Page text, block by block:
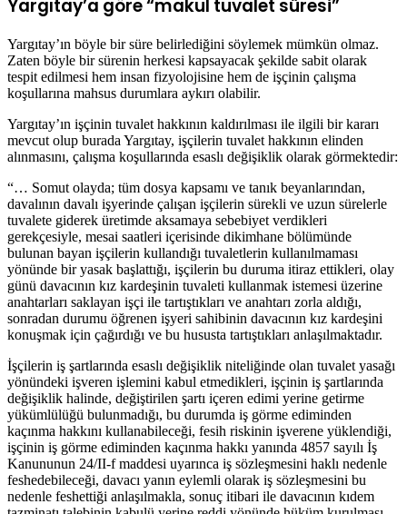
Yargıtay’a göre “makul tuvalet süresi”
Yargıtay’ın böyle bir süre belirlediğini söylemek mümkün olmaz.
Zaten böyle bir sürenin herkesi kapsayacak şekilde sabit olarak
tespit edilmesi hem insan fizyolojisine hem de işçinin çalışma
koşullarına mahsus durumlara aykırı olabilir.
Yargıtay’ın işçinin tuvalet hakkının kaldırılması ile ilgili bir kararı
mevcut olup burada Yargıtay, işçilerin tuvalet hakkının elinden
alınmasını, çalışma koşullarında esaslı değişiklik olarak görmektedir:
“… Somut olayda; tüm dosya kapsamı ve tanık beyanlarından,
davalının davalı işyerinde çalışan işçilerin sürekli ve uzun sürelerle
tuvalete giderek üretimde aksamaya sebebiyet verdikleri
gerekçesiyle, mesai saatleri içerisinde dikimhane bölümünde
bulunan bayan işçilerin kullandığı tuvaletlerin kullanılmaması
yönünde bir yasak başlattığı, işçilerin bu duruma itiraz ettikleri, olay
günü davacının kız kardeşinin tuvaleti kullanmak istemesi üzerine
anahtarları saklayan işçi ile tartıştıkları ve anahtarı zorla aldığı,
sonradan durumu öğrenen işyeri sahibinin davacının kız kardeşini
konuşmak için çağırdığı ve bu hususta tartıştıkları anlaşılmaktadır.
İşçilerin iş şartlarında esaslı değişiklik niteliğinde olan tuvalet yasağı
yönündeki işveren işlemini kabul etmedikleri, işçinin iş şartlarında
değişiklik halinde, değiştirilen şartı içeren edimi yerine getirme
yükümlülüğü bulunmadığı, bu durumda iş görme ediminden
kaçınma hakkını kullanabileceği, fesih riskinin işverene yüklendiği,
işçinin iş görme ediminden kaçınma hakkı yanında 4857 sayılı İş
Kanununun 24/II-f maddesi uyarınca iş sözleşmesini haklı nedenle
feshedebileceği, davacı yanın eylemli olarak iş sözleşmesini bu
nedenle feshettiği anlaşılmakla, sonuç itibari ile davacının kıdem